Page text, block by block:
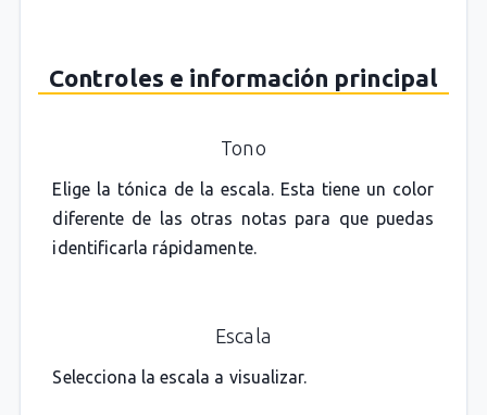
Controles e información principal
Tono
Elige la tónica de la escala. Esta tiene un color
diferente de las otras notas para que puedas
identificarla rápidamente.
Escala
Selecciona la escala a visualizar.